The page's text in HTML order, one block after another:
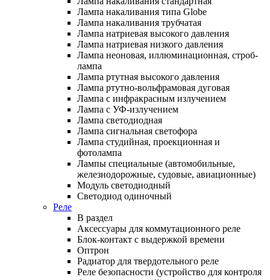
Лампа накаливания типа Globe
Лампа накаливания трубчатая
Лампа натриевая высокого давления
Лампа натриевая низкого давления
Лампа неоновая, иллюминационная, строб-
лампа
Лампа ртутная высокого давления
Лампа ртутно-вольфрамовая дуговая
Лампа с инфракрасным излучением
Лампа с УФ-излучением
Лампа светодиодная
Лампа сигнальная светофора
Лампа студийная, проекционная и
фотолампа
Лампы специальные (автомобильные,
железнодорожные, судовые, авиационные)
Модуль светодиодный
Светодиод одиночный
Реле
В раздел
Аксессуары для коммутационного реле
Блок-контакт с выдержкой времени
Оптрон
Радиатор для твердотельного реле
Реле безопасности (устройство для контроля